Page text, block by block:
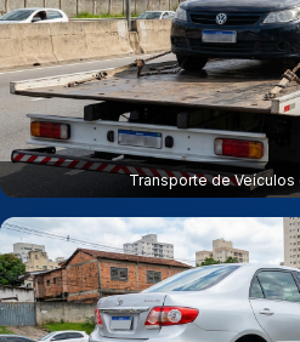
Transporte de Veículos